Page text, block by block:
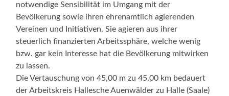
notwendige Sensibilität im Umgang mit der
Bevölkerung sowie ihren ehrenamtlich agierenden
Vereinen und Initiativen. Sie agieren aus ihrer
steuerlich finanzierten Arbeitssphäre, welche wenig
bzw. gar kein Interesse hat die Bevölkerung mitwirken
zu lassen.
Die Vertauschung von 45,00 m zu 45,00 km bedauert
der Arbeitskreis Hallesche Auenwälder zu Halle (Saale)